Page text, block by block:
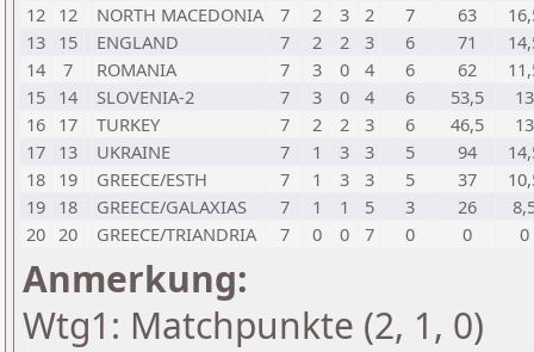
12 12 NORTH MACEDONIA 7 2 3 2 7 63
13 15 ENGLAND 7 2 2 3 6 71
14
7 ROMANIA 7 3 0 4 6 62
15 14 SLOVENIA-2 7 3 0 4 6 53,5
13
16 17 TURKEY 7 2 2 3 6 46,5
13
17 13 UKRAINE 7 1 3 3 5 94
18 19 GREECE/ESTH 7 1 3 3 5 37
19 18 GREECE/GALAXIAS 7 1 1 5 3 26
20 20 GREECE/TRIANDRIA 7 0 0 7 0 0 0
Anmerkung:
Wtg1: Matchpunkte (2, 1, 0)